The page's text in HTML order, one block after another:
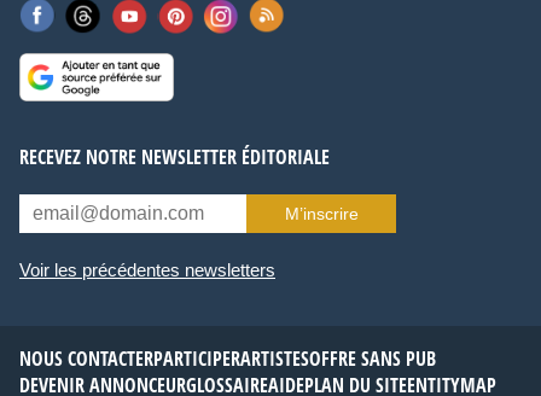
RECEVEZ NOTRE NEWSLETTER ÉDITORIALE
M’inscrire
Voir les précédentes newsletters
NOUS CONTACTERPARTICIPERARTISTESOFFRE SANS PUB
DEVENIR ANNONCEURGLOSSAIREAIDEPLAN DU SITEENTITYMAP